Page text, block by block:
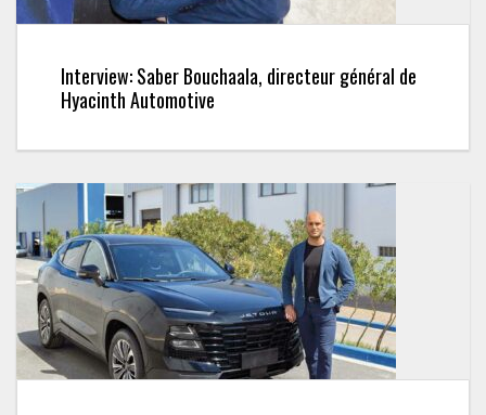
Interview: Saber Bouchaala, directeur général de
Hyacinth Automotive